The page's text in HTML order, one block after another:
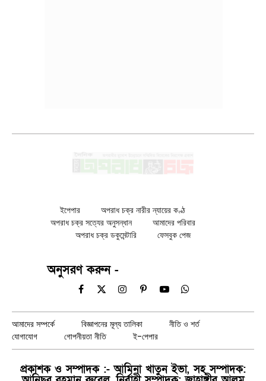
ইপেপার
অপরাধ চক্র নারীর ন্যায়ের কণ্ঠ
অপরাধ চক্র সত্যের অনুসন্ধান
আমাদের পরিবার
অপরাধ চক্র ডকুমেন্টারি
ফেসবুক পেজ
অনুসরণ করুন -
Facebook
X
InstagramPinterestYouTubeWhatsApp
আমাদের সম্পর্কে বিজ্ঞাপনের মূল্য তালিকা
নীতি ও শর্ত
যোগাযোগ
গোপনীয়তা নীতি ই-পেপার
প্রকাশক ও সম্পাদক :- আমিনা খাতুন ইভা, সহ সম্পাদক: